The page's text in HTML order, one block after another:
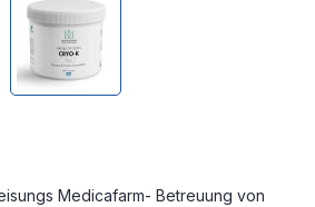
Medicafarm- Betreuung von